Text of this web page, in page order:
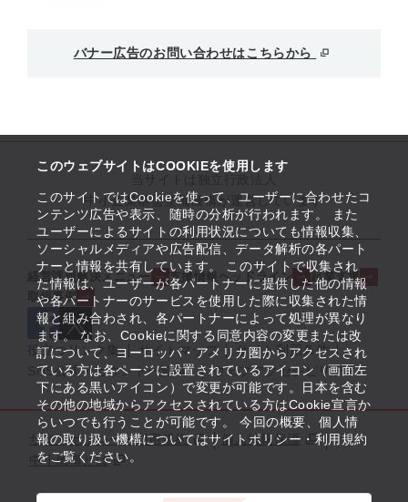
このウェブサイトはCOOKIEを使用します
このサイトではCookieを使って、ユーザーに合わせたコ
ンテンツ広告や表示、随時の分析が行われます。 また
ユーザーによるサイトの利用状況についても情報収集、
ソーシャルメディアや広告配信、データ解析の各パート
ナーと情報を共有しています。 このサイトで収集され
た情報は、ユーザーが各パートナーに提供した他の情報
や各パートナーのサービスを使用した際に収集された情
報と組み合わされ、各パートナーによって処理が異なり
ます。 なお、Cookieに関する同意内容の変更または改
訂について、ヨーロッパ・アメリカ圏からアクセスされ
ている方は各ページに設置されているアイコン（画面左
下にある黒いアイコン）で変更が可能です。日本を含む
その他の地域からアクセスされている方はCookie宣言か
らいつでも行うことが可能です。 今回の概要、個人情
報の取り扱い機構についてはサイトポリシー・利用規約
をご覧ください。
バナー広告のお問い合わせはこちらから
中小企業基盤整備機構が運営しています
経営課題解決メニュー 支援情報ヘッドライン
起業支援
取組事例
役立つリンク集 サイトマップ
サイト利用条件
SNS公式アカウント一覧
ウェブアクセシビリティ
サイトポリシー・利用規約
個人情報保護
中小機構とは